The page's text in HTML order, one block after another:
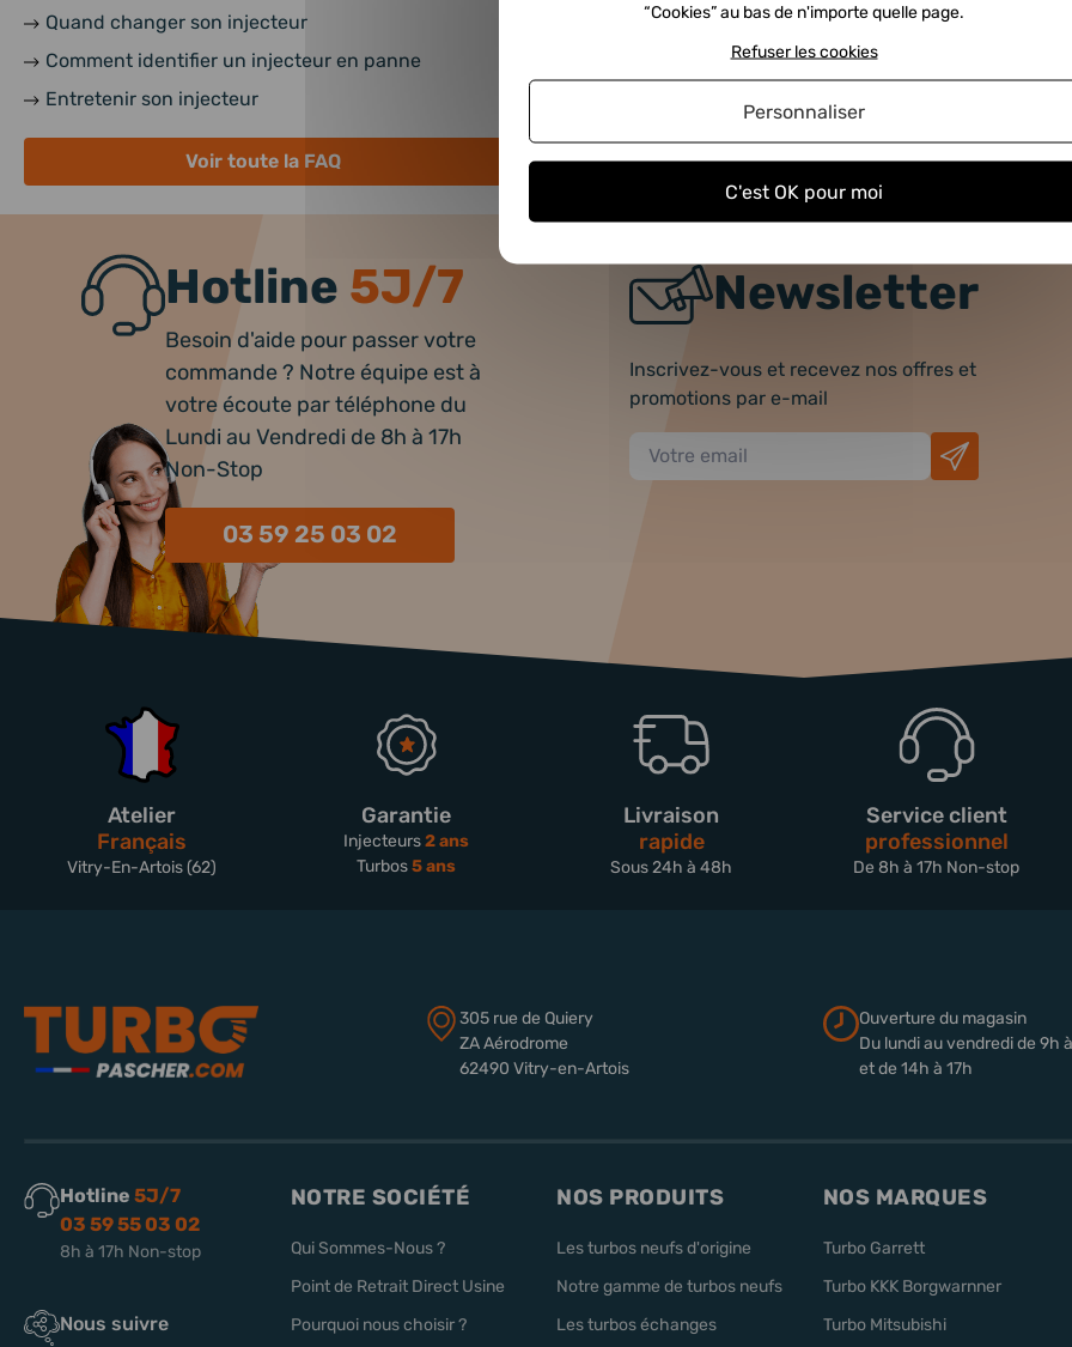
Quand changer son injecteur
Comment identifier un injecteur en panne
Entretenir son injecteur
Voir toute la FAQ
Hotline 5J/7
Besoin d'aide pour passer votre
commande ? Notre équipe est à
votre écoute par téléphone du
Lundi au Vendredi de 8h à 17h
Non-Stop
03 59 25 03 02
Newsletter
Inscrivez-vous et recevez nos offres et
promotions par e-mail
Atelier
Français
Vitry-En-Artois (62)
Garantie
Injecteurs2 ans
Turbos5 ans
Livraison
rapide
Sous 24h à 48h
Service client
professionnel
De 8h à 17h Non-stop
305 rue de Quiery
ZA Aérodrome
62490 Vitry-en-Artois
Ouverture du magasin
Du lundi au vendredi de 9h
et de 14h à 17h
Hotline 5J/7
03 59 55 03 02
8h à 17h Non-stop
Nous suivre
NOTRE SOCIÉTÉ
Qui Sommes-Nous ?
Point de Retrait Direct Usine
Pourquoi nous choisir ?
NOS PRODUITS
Les turbos neufs d'origine
Notre gamme de turbos neufs
Les turbos échanges
NOS MARQUES
Turbo Garrett
Turbo KKK Borgwarnner
Turbo Mitsubishi
“Cookies” au bas de n'importe quelle page.
C'est OK pour moi
Refuser les cookies
Personnaliser